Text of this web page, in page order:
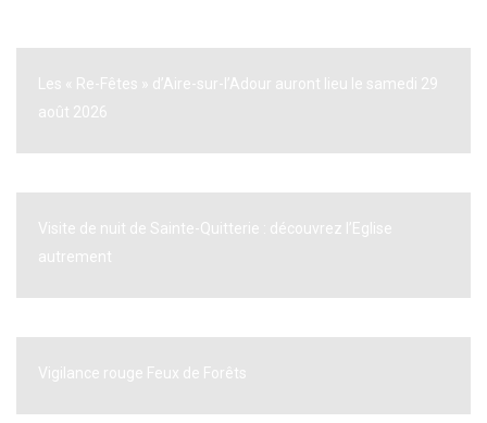
Les « Re-Fêtes » d’Aire-sur-l’Adour auront lieu le samedi 29
août 2026
Visite de nuit de Sainte-Quitterie : découvrez l’Eglise
autrement
Vigilance rouge Feux de Forêts